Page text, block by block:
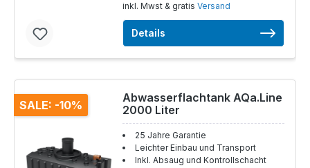
inkl. Mwst & gratis Versand
Details
SALE: -10%
Abwasserflachtank AQa.Line
2000 Liter
25 Jahre Garantie
Leichter Einbau und Transport
Inkl. Absaug und Kontrollschacht